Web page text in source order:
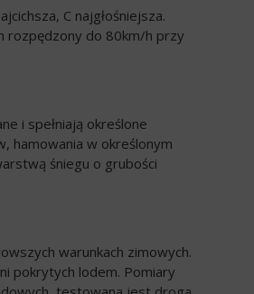
C najgłośniejsza.
rozpędzony do 80km/h przy
i spełniają określone
hamowania w określonym
śniegu o grubości
warunkach zimowych.
pokrytych lodem. Pomiary